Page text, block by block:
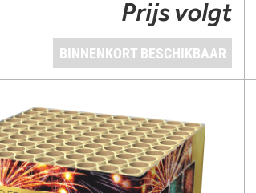
Prijs volgt
BINNENKORT BESCHIKBAAR